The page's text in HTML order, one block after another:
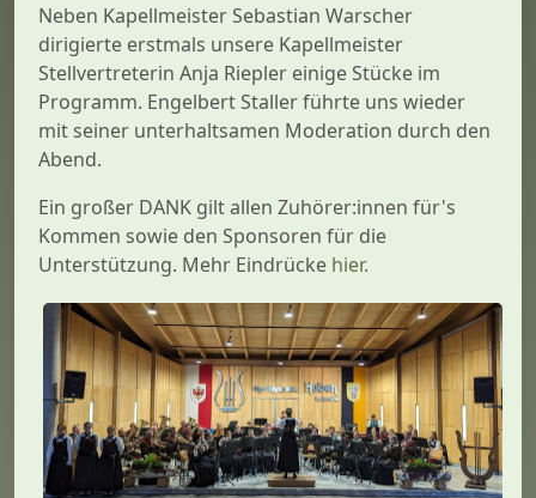
Neben Kapellmeister Sebastian Warscher
dirigierte erstmals unsere Kapellmeister
Stellvertreterin Anja Riepler einige Stücke im
Programm. Engelbert Staller führte uns wieder
mit seiner unterhaltsamen Moderation durch den
Abend.
Ein großer DANK gilt allen Zuhörer:innen für's
Kommen sowie den Sponsoren für die
Unterstützung. Mehr Eindrücke hier.